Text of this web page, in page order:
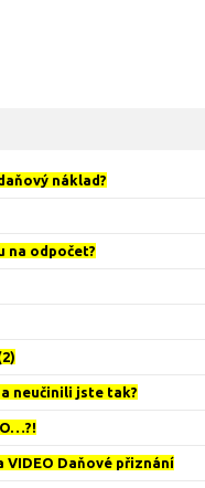
náklad?
na odpočet?
neučinili jste tak?
VIDEO Daňové přiznání